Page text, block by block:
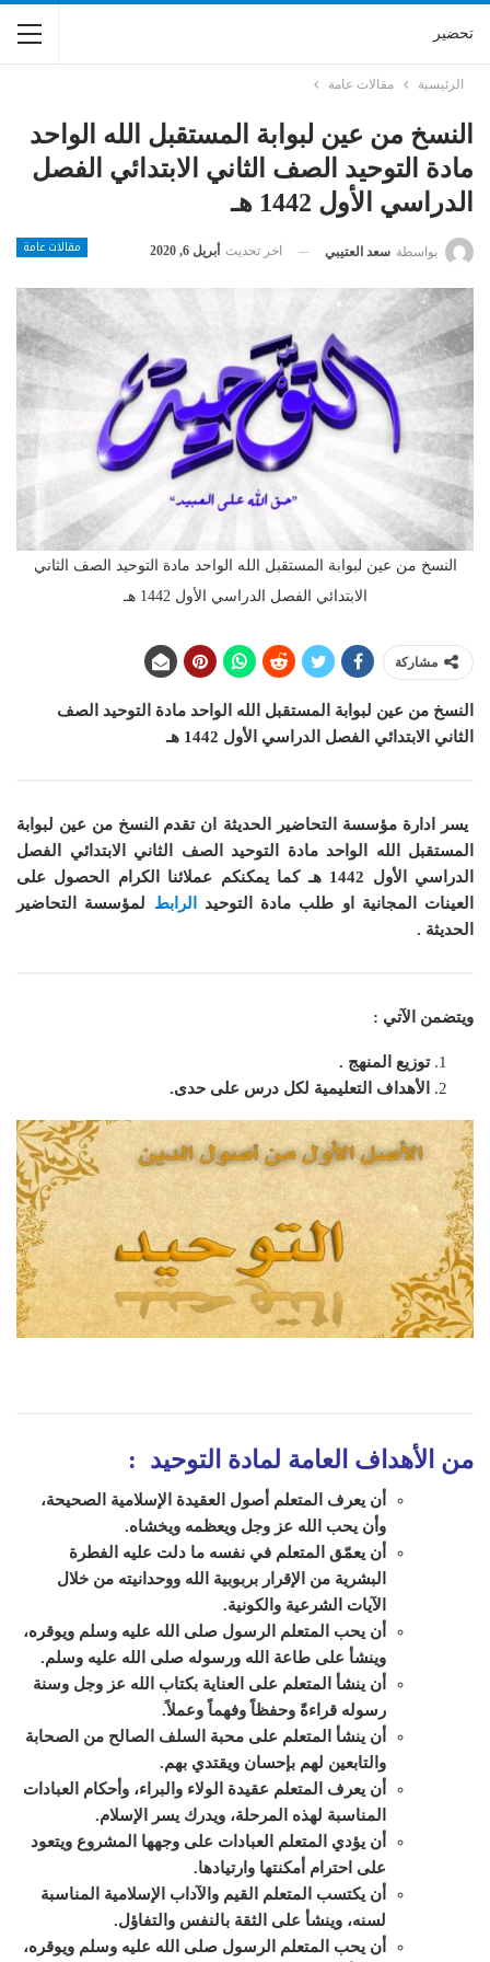
تحضير
الرئيسية مقالات عامة
النسخ من عين لبوابة المستقبل الله الواحد
مادة التوحيد الصف الثاني الابتدائي الفصل
الدراسي الأول 1442 هـ
مقالات عامة بواسطة سعد العتيبي اخر تحديث أبريل 6, 2020
النسخ من عين لبوابة المستقبل الله الواحد مادة التوحيد الصف الثاني
الابتدائي الفصل الدراسي الأول 1442 هـ
مشاركة
النسخ من عين لبوابة المستقبل الله الواحد مادة التوحيد الصف
الثاني الابتدائي الفصل الدراسي الأول 1442 هـ
يسر ادارة مؤسسة التحاضير الحديثة ان تقدم النسخ من عين لبوابة
المستقبل الله الواحد مادة التوحيد الصف الثاني الابتدائي الفصل
الدراسي الأول 1442 هـ
كما يمكنكم عملائنا الكرام الحصول على
العينات المجانية او طلب مادة التوحيد
الرابط لمؤسسة التحاضير
الحديثة .
ويتضمن الآتي :
توزيع المنهج .
الأهداف التعليمية لكل درس على حدى.
من الأهداف العامة لمادة التوحيد :
أن يعرف المتعلم أصول العقيدة الإسلامية الصحيحة،
وأن يحب الله عز وجل ويعظمه ويخشاه.
أن يعمّق المتعلم في نفسه ما دلت عليه الفطرة
البشرية من الإقرار بربوبية الله ووحدانيته من خلال
الآيات الشرعية والكونية.
أن يحب المتعلم الرسول صلى الله عليه وسلم ويوقره،
وينشأ على طاعة الله ورسوله صلى الله عليه وسلم.
أن ينشأ المتعلم على العناية بكتاب الله عز وجل وسنة
رسوله قراءةً وحفظاً وفهماً وعملاً.
أن ينشأ المتعلم على محبة السلف الصالح من الصحابة
والتابعين لهم بإحسان ويقتدي بهم.
أن يعرف المتعلم عقيدة الولاء والبراء، وأحكام العبادات
المناسبة لهذه المرحلة، ويدرك يسر الإسلام.
أن يؤدي المتعلم العبادات على وجهها المشروع ويتعود
على احترام أمكنتها وارتيادها.
أن يكتسب المتعلم القيم والآداب الإسلامية المناسبة
لسنه، وينشأ على الثقة بالنفس والتفاؤل.
أن يحب المتعلم الرسول صلى الله عليه وسلم ويوقره،